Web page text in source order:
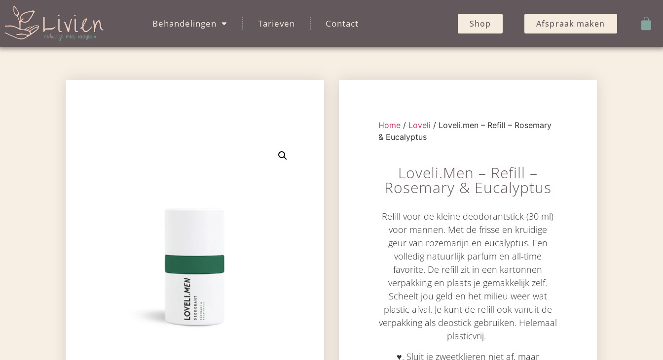
Behandelingen Tarieven Contact Shop Afspraak maken
Home / Loveli / Loveli.men – Refill – Rosemary
& Eucalyptus
Loveli.men – Refill –
Rosemary & Eucalyptus
Refill voor de kleine deodorantstick (30 ml)
voor mannen. Met de frisse en kruidige
geur van rozemarijn en eucalyptus. Een
volledig natuurlijk parfum en all-time
favorite. De refill zit in een kartonnen
verpakking en plaats je gemakkelijk zelf.
Scheelt jou geld en het milieu weer wat
plastic afval. Je kunt de refill ook vanuit de
verpakking als deostickgebruiken. Helemaal
plasticvrij.
♥. Sluit je zweetklieren niet af, maar